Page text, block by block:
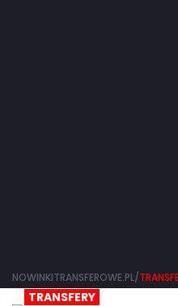
NOWINKITRANSFEROWE.PL/
TRANSFERY